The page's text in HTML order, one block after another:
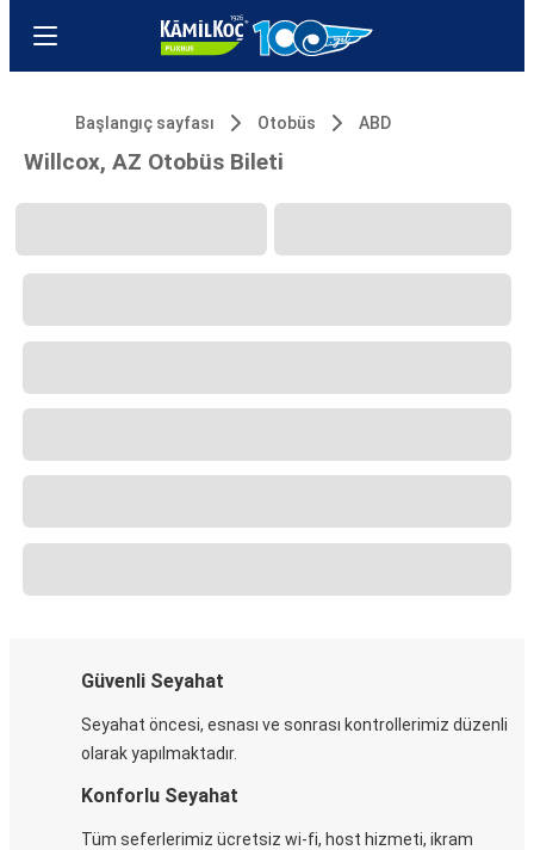
Başlangıç sayfası Otobüs ABD
Willcox, AZ Otobüs Bileti
Güvenli Seyahat
Seyahat öncesi, esnası ve sonrası kontrollerimiz düzenli
olarak yapılmaktadır.
Konforlu Seyahat
Tüm seferlerimiz ücretsiz wi-fi, host hizmeti, ikram